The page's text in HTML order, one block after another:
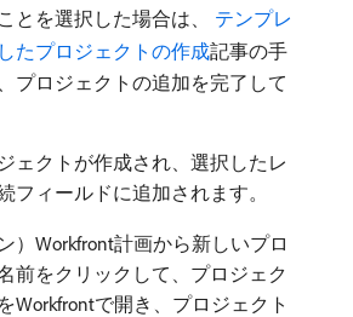
とを選択した場合は、
​ テンプレ
たプロジェクトの作成記事の手
プロジェクトの追加を完了して
ェクトが作成され、選択したレ
フィールドに追加されます。
）Workfront計画から新しいプロ
前をクリックして、プロジェク
Workfrontで開き、プロジェクト